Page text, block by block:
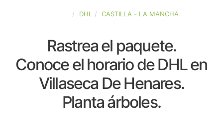
DHL CASTILLA - LA MANCHA
Rastrea el paquete.
Conoce el horario de DHL en
Villaseca De Henares.
Planta árboles.